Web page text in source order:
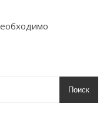
Поиск